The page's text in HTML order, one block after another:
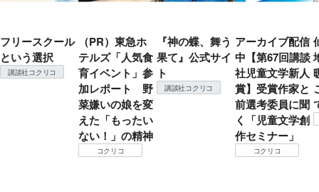
フリースクール
という選択
講談社コクリコ
（PR）東急ホ
テルズ「人気食
育イベント」参
加レポート 野
菜嫌いの娘を変
えた「もったい
ない！」の精神
コクリコ
『神の蝶、舞う
果て』公式サイ
ト
講談社コクリコ
アーカイブ配信
中【第67回講談
社児童文学新人
賞】受賞作家と
前選考委員に聞
く「児童文学創
作セミナー」
コクリコ